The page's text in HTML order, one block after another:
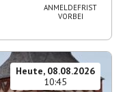
ANMELDEFRIST
VORBEI
Heute, 08.08.2026
10:45